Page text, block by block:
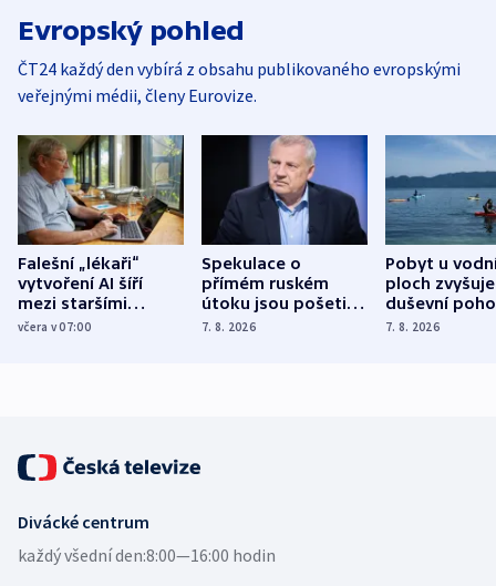
Evropský pohled
ČT24 každý den vybírá z obsahu publikovaného evropskými
veřejnými médii, členy Eurovize.
Falešní „lékaři“
vytvoření AI šíří
mezi staršími
Poláky nebezpečné
včera v 07:00
Spekulace o
přímém ruském
útoku jsou pošetilé,
míní estonský
7. 8. 2026
Pobyt u
ploch zvyšuje
duševní
ukázala
7. 8. 2026
Divácké centrum
každý všední den:8:00—16:00 hodin